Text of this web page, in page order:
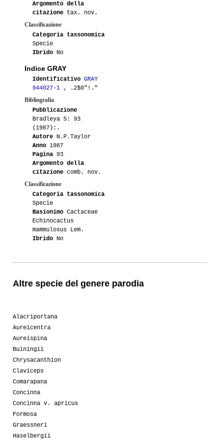
Argomento della
citazione tax. nov.
Classificazione
Categoria tassonomica
Specie
Ibrido No
Indice GRAY
Identificativo GRAY
944027-1 , .2$0"!."
Bibliografia
Pubblicazione
Bradleya 5: 93
(1987):.
Autore N.P.Taylor
Anno 1987
Pagina 93
Argomento della
citazione comb. nov.
Classificazione
Categoria tassonomica
Specie
Basionimo Cactaceae
Echinocactus
mammulosus Lem.
Ibrido No
Altre specie del genere parodia
Alacriportana
Aureicentra
Aureispina
Buiningii
Chrysacanthion
Claviceps
Comarapana
Concinna
Concinna v. apricus
Formosa
Graessneri
Haselbergii